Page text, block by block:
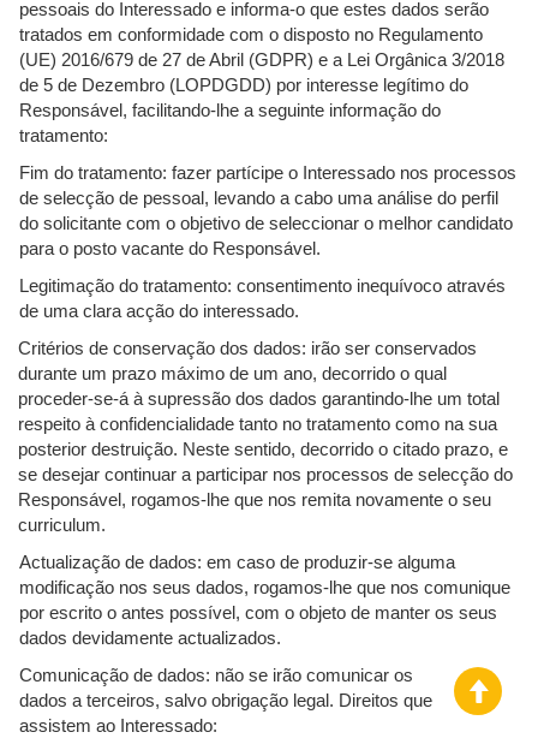
pessoais do Interessado e informa-o que estes dados serão
tratados em conformidade com o disposto no Regulamento
(UE) 2016/679 de 27 de Abril (GDPR) e a Lei Orgânica 3/2018
de 5 de Dezembro (LOPDGDD) por interesse legítimo do
Responsável, facilitando-lhe a seguinte informação do
tratamento:
Fim do tratamento: fazer partícipe o Interessado nos processos
de selecção de pessoal, levando a cabo uma análise do perfil
do solicitante com o objetivo de seleccionar o melhor candidato
para o posto vacante do Responsável.
Legitimação do tratamento: consentimento inequívoco através
de uma clara acção do interessado.
Critérios de conservação dos dados: irão ser conservados
durante um prazo máximo de um ano, decorrido o qual
proceder-se-á à supressão dos dados garantindo-lhe um total
respeito à confidencialidade tanto no tratamento como na sua
posterior destruição. Neste sentido, decorrido o citado prazo, e
se desejar continuar a participar nos processos de selecção do
Responsável, rogamos-lhe que nos remita novamente o seu
curriculum.
Actualização de dados: em caso de produzir-se alguma
modificação nos seus dados, rogamos-lhe que nos comunique
por escrito o antes possível, com o objeto de manter os seus
dados devidamente actualizados.
Comunicação de dados: não se irão comunicar os
dados a terceiros, salvo obrigação legal. Direitos que
assistem ao Interessado: